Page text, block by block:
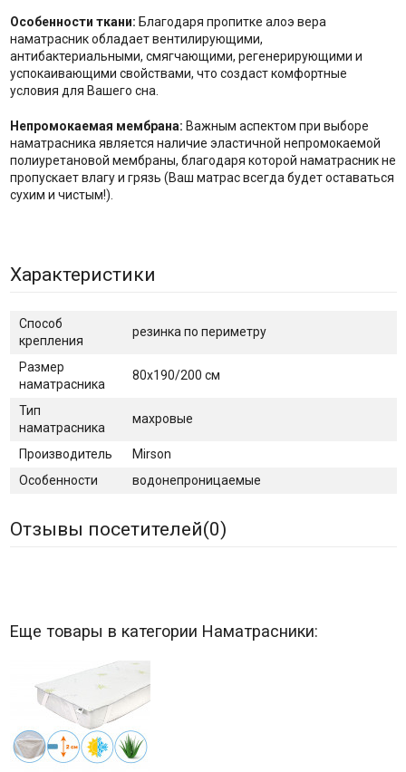
Особенности ткани: Благодаря пропитке алоэ вера
наматрасник обладает вентилирующими,
антибактериальными, смягчающими, регенерирующими и
успокаивающими свойствами, что создаст комфортные
условия для Вашего сна.
Непромокаемая мембрана: Важным аспектом при выборе
наматрасника является наличие эластичной непромокаемой
полиуретановой мембраны, благодаря которой наматрасник не
пропускает влагу и грязь (Ваш матрас всегда будет оставаться
сухим и чистым!).
Характеристики
Способ
крепления
резинка по периметру
Размер
наматрасника
80х190/200 см
Тип
наматрасника
махровые
Производитель
Mirson
Особенности
водонепроницаемые
Отзывы посетителей(0)
Еще товары в категории Наматрасники: